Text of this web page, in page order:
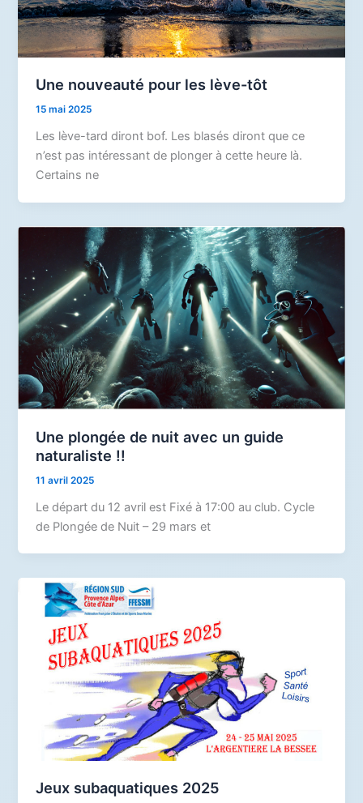
Une nouveauté pour les lève-tôt
15 mai 2025
Les lève-tard diront bof. Les blasés diront que ce
n’est pas intéressant de plonger à cette heure là.
Certains ne
Une plongée de nuit avec un guide
naturaliste !!
11 avril 2025
Le départ du 12 avril est Fixé à 17:00 au club. Cycle
de Plongée de Nuit – 29 mars et
Jeux subaquatiques 2025